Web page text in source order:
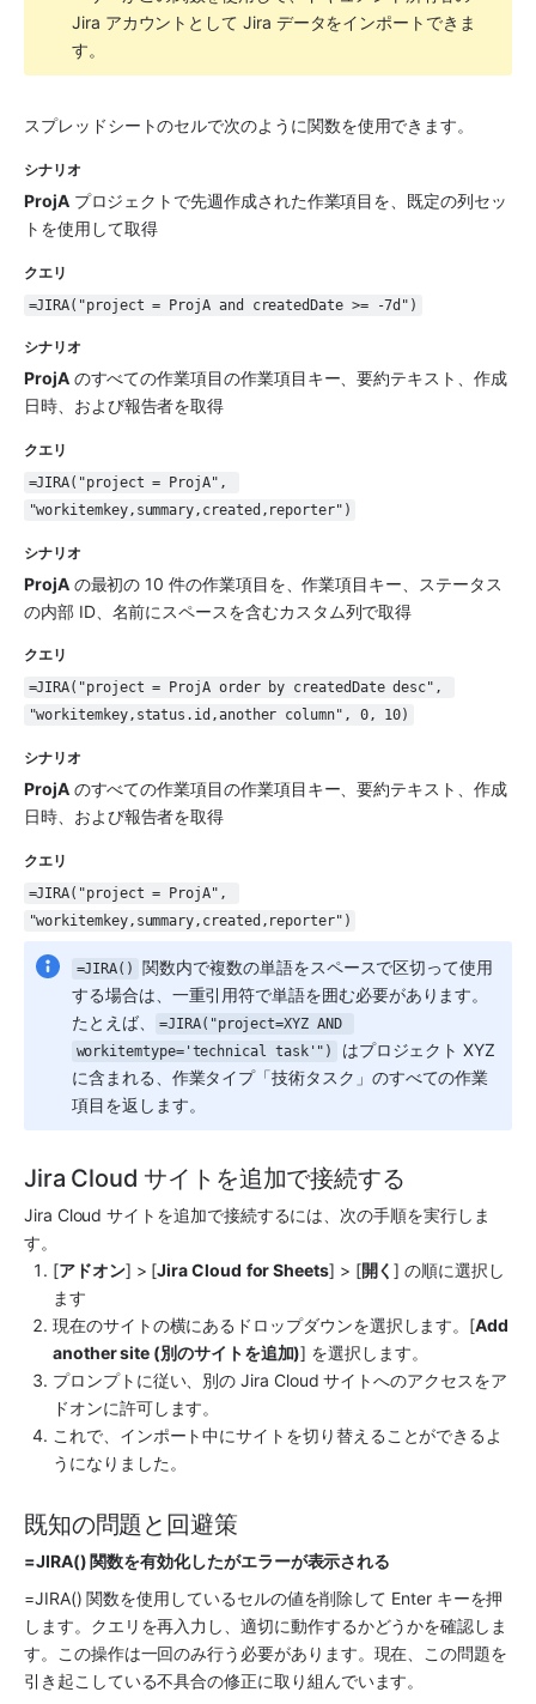
Jira アカウントとして Jira データをインポートできま
す。
スプレッドシートのセルで次のように関数を使用できます。
シナリオ
ProjA プロジェクトで先週作成された作業項目を、既定の列セッ
トを使用して取得
クエリ
=JIRA("project = ProjA and createdDate >= -7d")
シナリオ
ProjA のすべての作業項目の作業項目キー、要約テキスト、作成
日時、および報告者を取得
クエリ
=JIRA("project = ProjA",
"workitemkey,summary,created,reporter")
シナリオ
ProjA の最初の 10 件の作業項目を、作業項目キー、ステータス
の内部 ID、名前にスペースを含むカスタム列で取得
クエリ
=JIRA("project = ProjA order by createdDate desc",
"workitemkey,status.id,another column", 0, 10)
シナリオ
ProjA のすべての作業項目の作業項目キー、要約テキスト、作成
日時、および報告者を取得
クエリ
=JIRA("project = ProjA",
"workitemkey,summary,created,reporter")
=JIRA()
関数内で複数の単語をスペースで区切って使用
する場合は、一重引用符で単語を囲む必要があります。
たとえば、
=JIRA("project=XYZ AND
workitemtype='technical task'")
はプロジェクト XYZ
に含まれる、作業タイプ「技術タスク」のすべての作業
項目を返します。
Jira Cloud サイトを追加で接続する
Jira Cloud サイトを追加で接続するには、次の手順を実行しま
す。
[アドオン] > [Jira Cloud for Sheets] > [開く] の順に選択し
ます
現在のサイトの横にあるドロップダウンを選択します。[Add
another site (別のサイトを追加)] を選択します。
プロンプトに従い、別の Jira Cloud サイトへのアクセスをア
ドオンに許可します。
これで、インポート中にサイトを切り替えることができるよ
うになりました。
既知の問題と回避策
=JIRA() 関数を有効化したがエラーが表示される
=JIRA() 関数を使用しているセルの値を削除して Enter キーを押
します。クエリを再入力し、適切に動作するかどうかを確認しま
す。この操作は一回のみ行う必要があります。現在、この問題を
引き起こしている不具合の修正に取り組んでいます。